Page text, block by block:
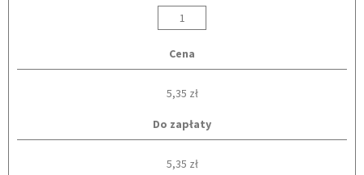
Cena
5,35 zł
Do zapłaty
5,35 zł